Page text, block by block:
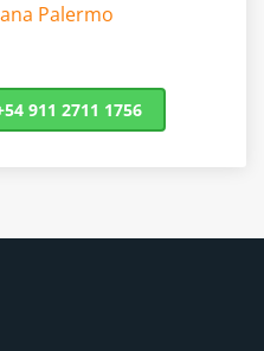
Palermo
911 2711 1756